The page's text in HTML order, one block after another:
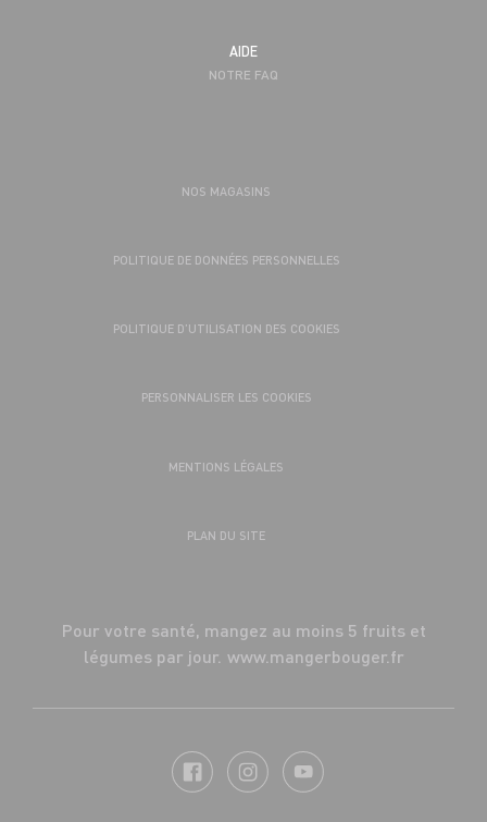
AIDE
NOTRE FAQ
NOS MAGASINS
POLITIQUE DE DONNÉES PERSONNELLES
POLITIQUE D’UTILISATION DES COOKIES
PERSONNALISER LES COOKIES
MENTIONS LÉGALES
PLAN DU SITE
Pour votre santé, mangez au moins 5 fruits et
légumes par jour. www.mangerbouger.fr